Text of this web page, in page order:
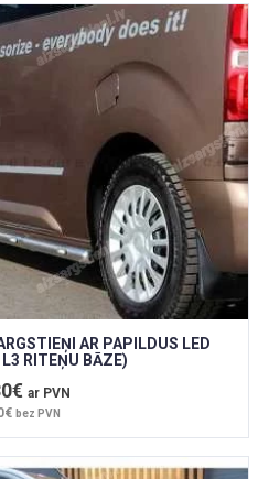
AR PAPILDUS LED
RITEŅU BĀZE)
ar PVN
bez PVN